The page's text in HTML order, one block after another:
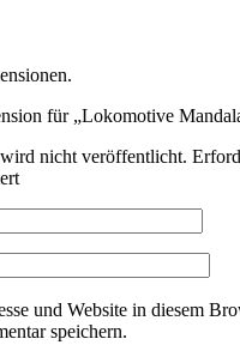
für „Lokomotive
nicht veröffentlicht.
und Website in diesem
speichern.